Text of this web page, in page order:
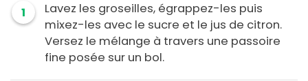
1
Lavez les groseilles, égrappez-les puis
mixez-les avec le sucre et le jus de citron.
Versez le mélange à travers une passoire
fine posée sur un bol.